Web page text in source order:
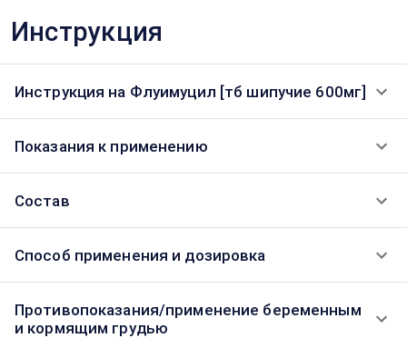
Инструкция
Инструкция на Флуимуцил [тб шипучие 600мг]
Показания к применению
Состав
Способ применения и дозировка
Противопоказания/применение беременным
и кормящим грудью